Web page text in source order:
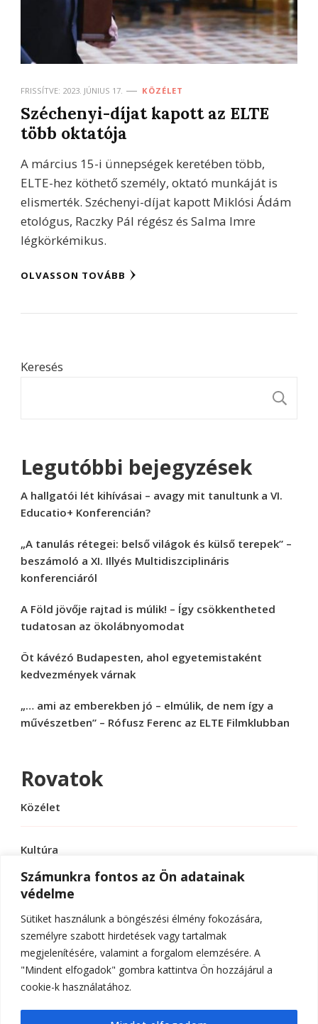
Számunkra fontos az Ön adatainak
védelme
Sütiket használunk a böngészési élmény fokozására,
személyre szabott hirdetések vagy tartalmak
megjelenítésére, valamint a forgalom elemzésére. A
"Mindent elfogadok" gombra kattintva Ön hozzájárul a
cookie-k használatához.
FRISSÍTVE: 2023. JÚNIUS 17. KÖZÉLET
Széchenyi-díjat kapott az ELTE
több oktatója
A március 15-i ünnepségek keretében több,
ELTE-hez köthető személy, oktató munkáját is
elismerték. Széchenyi-díjat kapott Miklósi Ádám
etológus, Raczky Pál régész és Salma Imre
légkörkémikus.
OLVASSON TOVÁBB
Keresés
Legutóbbi bejegyzések
A hallgatói lét kihívásai – avagy mit tanultunk a VI.
Educatio+ Konferencián?
„A tanulás rétegei: belső világok és külső terepek” –
beszámoló a XI. Illyés Multidiszciplináris
konferenciáról
A Föld jövője rajtad is múlik! – Így csökkentheted
tudatosan az ökolábnyomodat
Öt kávézó Budapesten, ahol egyetemistaként
kedvezmények várnak
„… ami az emberekben jó – elmúlik, de nem így a
művészetben” – Rófusz Ferenc az ELTE Filmklubban
Rovatok
Közélet
Kultúra
Sport
Tudomány
© Szerzői jog 2026ELTE Online